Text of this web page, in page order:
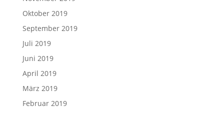
Oktober 2019
September 2019
Juli 2019
Juni 2019
April 2019
März 2019
Februar 2019